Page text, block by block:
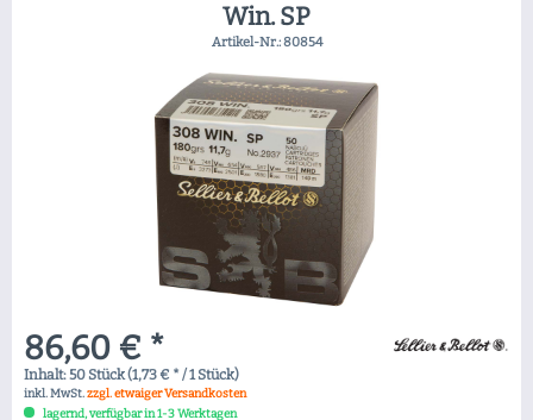
Win. SP
Artikel-Nr.:80854
86,60 € *
Inhalt:50 Stück (1,73 € * / 1 Stück)
inkl. MwSt.zzgl. etwaiger Versandkosten
lagernd, verfügbar in 1-3 Werktagen